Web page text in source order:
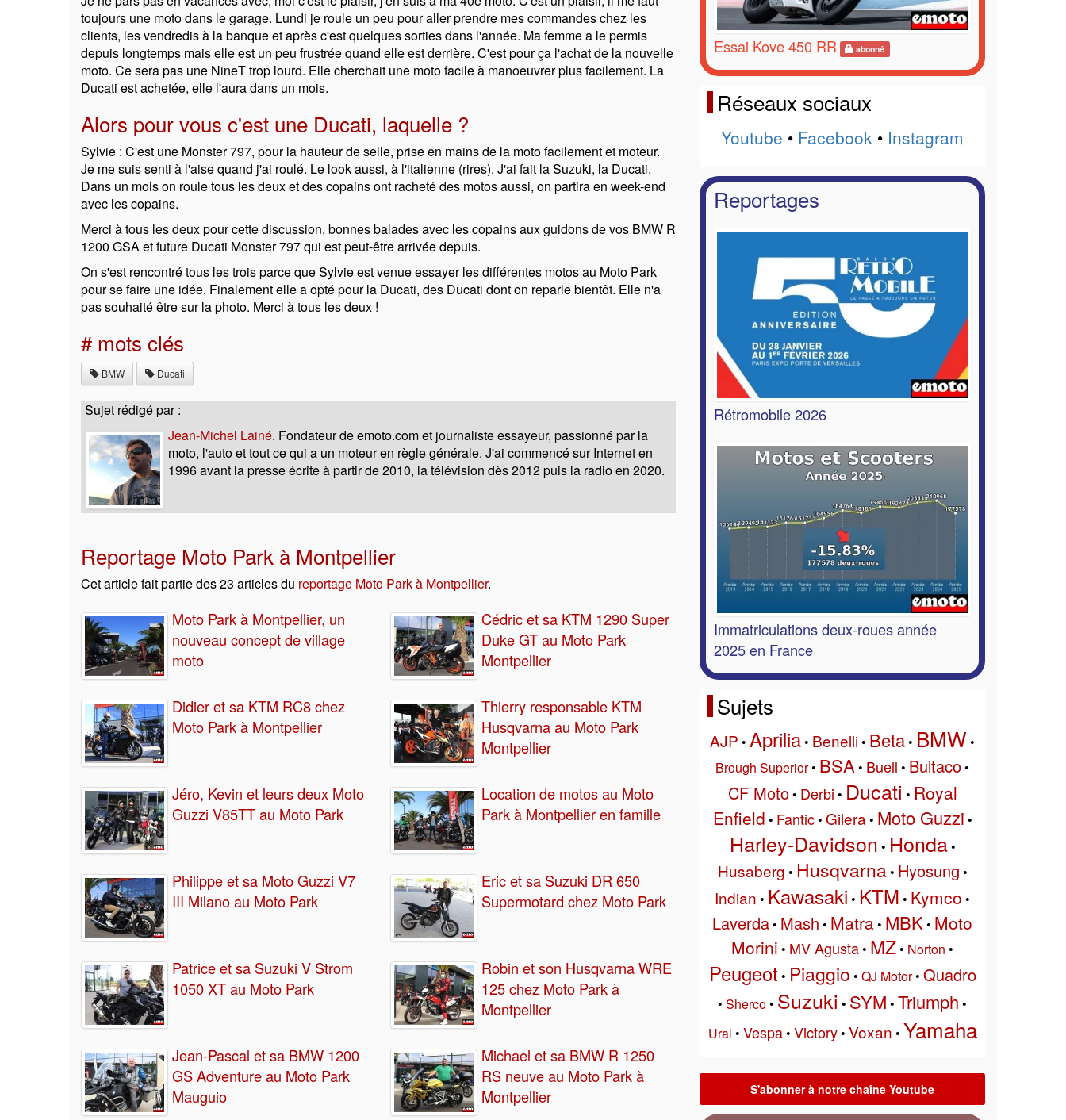
toujours une moto dans le garage. Lundi je roule un peu pour aller prendre mes commandes chez les
clients, les vendredis à la banque et après c'est quelques sorties dans l'année. Ma femme a le permis
depuis longtemps mais elle est un peu frustrée quand elle est derrière. C'est pour ça l'achat de la nouvelle
moto. Ce sera pas une NineT trop lourd. Elle cherchait une moto facile à manoeuvrer plus facilement. La
Ducati est achetée, elle l'aura dans un mois.
Alors pour vous c'est une Ducati, laquelle ?
Sylvie : C'est une Monster 797, pour la hauteur de selle, prise en mains de la moto facilement et moteur.
Je me suis senti à l'aise quand j'ai roulé. Le look aussi, à l'italienne (rires). J'ai fait la Suzuki, la Ducati.
Dans un mois on roule tous les deux et des copains ont racheté des motos aussi, on partira en week-end
avec les copains.
Merci à tous les deux pour cette discussion, bonnes balades avec les copains aux guidons de vos BMW R
1200 GSA et future Ducati Monster 797 qui est peut-être arrivée depuis.
On s'est rencontré tous les trois parce que Sylvie est venue essayer les différentes motos au Moto Park
pour se faire une idée. Finalement elle a opté pour la Ducati, des Ducati dont on reparle bientôt. Elle n'a
pas souhaité être sur la photo. Merci à tous les deux !
# mots clés
BMW Ducati
Sujet rédigé par :
Jean-Michel Lainé. Fondateur de emoto.com et journaliste essayeur, passionné par la
moto, l'auto et tout ce qui a un moteur en règle générale. J'ai commencé sur Internet en
1996 avant la presse écrite à partir de 2010, la télévision dès 2012 puis la radio en 2020.
Reportage Moto Park à Montpellier
Cet article fait partie des 23 articles du reportage Moto Park à Montpellier.
Moto Park à Montpellier, un
nouveau concept de village
moto
Cédric et sa KTM 1290 Super
Duke GT au Moto Park
Montpellier
Didier et sa KTM RC8 chez
Moto Park à Montpellier
Thierry responsable KTM
Husqvarna au Moto Park
Montpellier
Jéro, Kevin et leurs deux Moto
Guzzi V85TT au Moto Park
Location de motos au Moto
Park à Montpellier en famille
Philippe et sa Moto Guzzi V7
III Milano au Moto Park
Eric et sa Suzuki DR 650
Supermotard chez Moto Park
Patrice et sa Suzuki V Strom
1050 XT au Moto Park
Robin et son Husqvarna WRE
125 chez Moto Park à
Montpellier
Jean-Pascal et sa BMW 1200
GS Adventure au Moto Park
Mauguio
Michael et sa BMW R 1250
RS neuve au Moto Park à
Montpellier
Essai Kove 450 RR abonné
Réseaux sociaux
Youtube • Facebook • Instagram
Reportages
Rétromobile 2026
Immatriculations deux-roues année
2025 en France
Sujets
AJP • Aprilia• Benelli• Beta• BMW •
Brough Superior• BSA • Buell • Bultaco•
CF Moto• Derbi • Ducati • Royal
Enfield • Fantic• Gilera • Moto Guzzi •
Harley-Davidson • Honda•
Husaberg • Husqvarna• Hyosung •
Indian • Kawasaki • KTM • Kymco •
Laverda• Mash • Matra• MBK • Moto
Morini • MV Agusta• MZ• Norton •
Peugeot • Piaggio • QJ Motor• Quadro
• Sherco• Suzuki • SYM • Triumph •
Ural • Vespa• Victory• Voxan • Yamaha